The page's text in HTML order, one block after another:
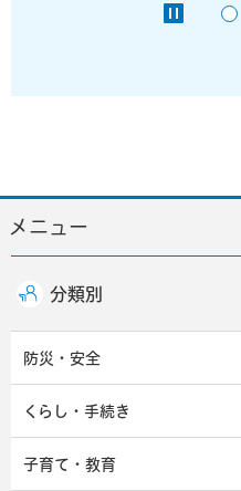
メニュー
分類別
防災・安全
くらし・手続き
子育て・教育